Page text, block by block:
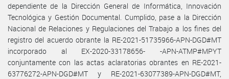
dependiente de la Dirección General de Informática, Innovación
Tecnológica y Gestión Documental. Cumplido, pase a la Dirección
Nacional de Relaciones y Regulaciones del Trabajo a los fines del
registro del acuerdo obrante la RE-2021-51735966-APN-DGD#MT
incorporado al EX-2020-33178656- -APN-ATMP#MPYT
conjuntamente con las actas aclaratorias obrantes en RE-2021-
63776272-APN-DGD#MT y RE-2021-63077389-APN-DGD#MT,